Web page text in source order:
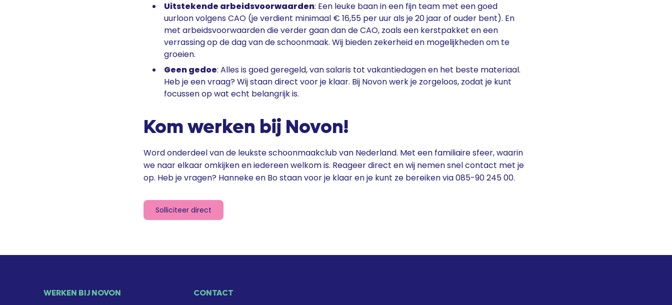
Uitstekende arbeidsvoorwaarden: Een leuke baan in een fijn team met een goed
uurloon volgens CAO (je verdient minimaal € 16,55 per uur als je 20 jaar of ouder bent). En
met arbeidsvoorwaarden die verder gaan dan de CAO, zoals een kerstpakket en een
verrassing op de dag van de schoonmaak. Wij bieden zekerheid en mogelijkheden om te
groeien.
Geen gedoe: Alles is goed geregeld, van salaris tot vakantiedagen en het beste materiaal.
Heb je een vraag? Wij staan direct voor je klaar. Bij Novon werk je zorgeloos, zodat je kunt
focussen op wat echt belangrijk is.
Kom werken bij Novon!
Word onderdeel van de leukste schoonmaakclub van Nederland. Met een familiaire sfeer, waarin
we naar elkaar omkijken en iedereen welkom is. Reageer direct en wij nemen snel contact met je
op. Heb je vragen? Hanneke en Bo staan voor je klaar en je kunt ze bereiken via 085-90 245 00.
Solliciteer direct
WERKEN BIJ NOVON CONTACT